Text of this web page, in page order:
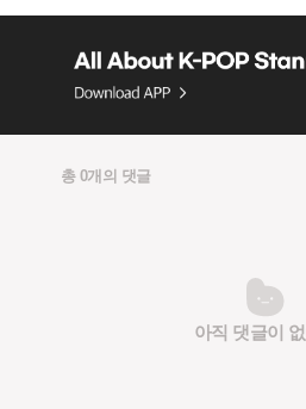
총 0개의 댓글
아직 댓글이